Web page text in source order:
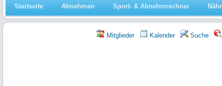
Startseite Abnehmen Sport- & Abnehmrechner
Mitglieder Kalender Suche